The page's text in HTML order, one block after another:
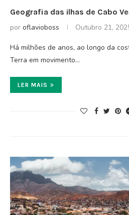
Geografia das ilhas de Cabo
por oflavioboss Outubro 21,
Há milhões de anos, ao longo da
Terra em movimento…
LER MAIS